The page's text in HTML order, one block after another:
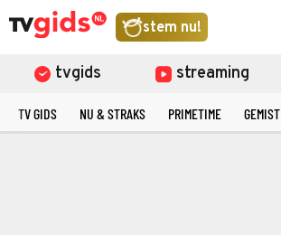
stem nu!
tvgids streaming
TV GIDS NU & STRAKS PRIMETIME GEMIST